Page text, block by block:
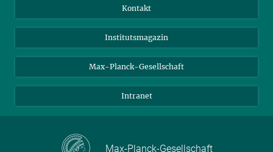
Schulen
Studierende
Facebook
YouTube
Kontakt
Institutsmagazin
Max-Planck-Gesellschaft
Intranet
Max-Planck-Gesellschaft